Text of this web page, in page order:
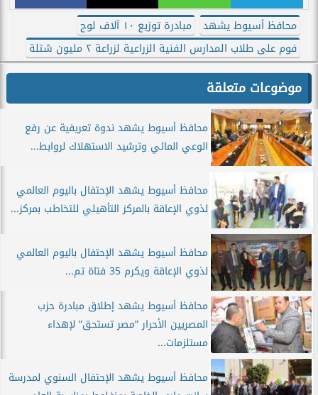
محافظ أسيوط يشهد
مبادرة توزيع ١٠ آلاف لوح
فوم على طلاب المدارس الفنية الزراعية لزراعة ٢ مليون شتلة
موضوعات متعلقة
محافظ أسيوط يشهد ندوة تعريفية عن رفع
الوعي المائي وترشيد الاستهلاك لروابط...
محافظ أسيوط يشهد الإحتفال باليوم العالمي
لذوي الإعاقة بالمركز التأهيلي للتخاطب بمركز...
محافظ أسيوط يشهد الإحتفال باليوم العالمي
لذوي الإعاقة ويكرم 35 فتاة تم...
محافظ أسيوط يشهد إطلاق مبادرة حزب
المصريين الأحرار ”مصر تستحق” لإهداء
مستلزمات...
محافظ أسيوط يشهد الإحتفال السنوي لمدرسة